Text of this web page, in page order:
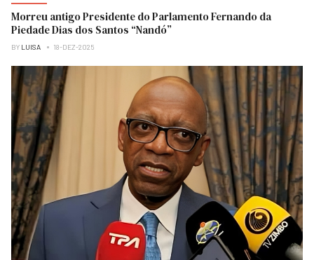
Morreu antigo Presidente do Parlamento Fernando da
Piedade Dias dos Santos “Nandó”
BY LUISA 18-DEZ-2025